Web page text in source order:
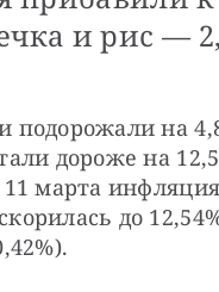
и рис —
подорожали на
дороже на
марта
до